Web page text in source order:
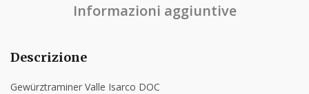
Informazioni aggiuntive
Descrizione
Gewürztraminer Valle Isarco DOC